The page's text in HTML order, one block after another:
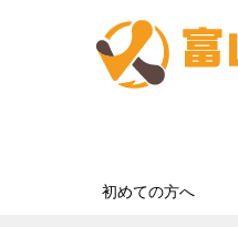
初めての方へ